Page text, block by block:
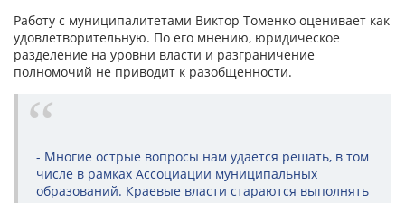
Работу с муниципалитетами Виктор Томенко оценивает как
удовлетворительную. По его мнению, юридическое
разделение на уровни власти и разграничение
полномочий не приводит к разобщенности.
- Многие острые вопросы нам удается решать, в том
числе в рамках Ассоциации муниципальных
образований. Краевые власти стараются выполнять